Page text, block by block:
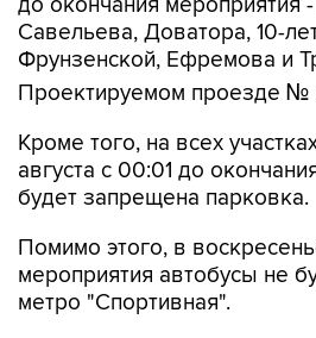
Савельева, Доватора, 10-
Фрунзенской, Ефремова и
Проектируемом проезде №
Кроме того, на всех
августа с 00:01 до
будет запрещена парковка.
Помимо этого, в
мероприятия автобусы не
метро "Спортивная".